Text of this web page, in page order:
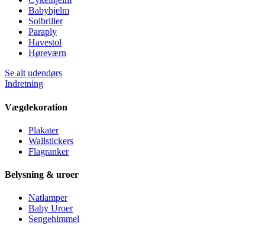
Babyhjelm
Solbriller
Paraply
Havestol
Høreværn
Se alt udendørs
Indretning
Vægdekoration
Plakater
Wallstickers
Flagranker
Belysning & uroer
Natlamper
Baby Uroer
Sengehimmel